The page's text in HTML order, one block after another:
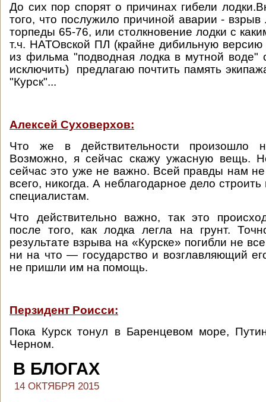
До сих пор спорят о причинах гибели
того, что послужило причиной аварии - взрыв
торпеды 65-76, или столкновение лодки с
т.ч. НАТОвской ПЛ (крайне дибильную версию
из фильма "подводная лодка в мутной воде"
исключить) предлагаю почтить память
"Курск"...
Алексей Суховерхов:
Что же в действительности произошло
Возможно, я сейчас скажу ужасную вещь.
сейчас это уже не важно. Всей правды нам не
всего, никогда. А неблагодарное дело
специалистам.
Что действительно важно, так это
после того, как лодка легла на грунт.
результате взрыва на «Курске» погибли не
ни на что — государство и возглавляющий
не пришли им на помощь.
Перзидент Роисси:
Пока Курск тонул в Баренцевом море,
Черном.
В БЛОГАХ
14 ОКТЯБРЯ 2015